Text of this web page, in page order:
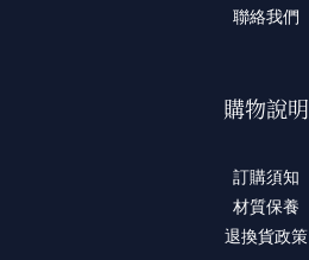
聯絡我們
購物說明
訂購須知
材質保養
退換貨政策